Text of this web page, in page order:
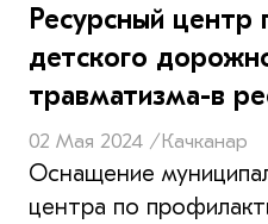
Ресурсный
детского
травматизма-в
02 Мая 2024 /Качканар
Оснащение
центра по